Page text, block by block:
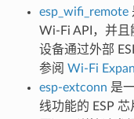
esp_wifi_remote
Wi-Fi API，并且
设备通过外部
参阅 Wi-Fi
esp-extconn 是
线功能的 ESP